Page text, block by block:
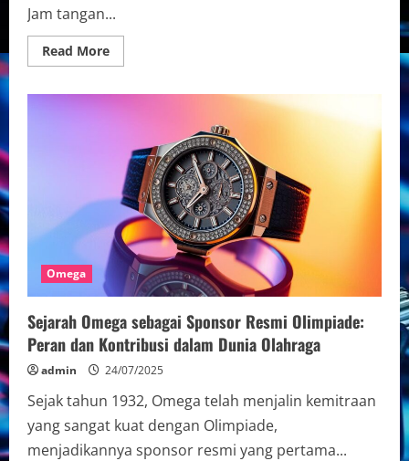
Jam tangan...
Read MoreRead
more
untuk
Pesta:
Pilihan
Cerdas
untuk
Tampil
Menawan
Omega
Sejarah Omega sebagai Sponsor Resmi Olimpiade:
Peran dan Kontribusi dalam Dunia Olahraga
admin 24/07/2025
Sejak tahun 1932, Omega telah menjalin kemitraan
yang sangat kuat dengan Olimpiade,
menjadikannya sponsor resmi yang pertama...